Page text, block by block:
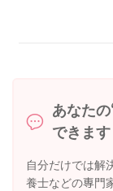
あなた
できます
自分だけでは解
養士などの専門